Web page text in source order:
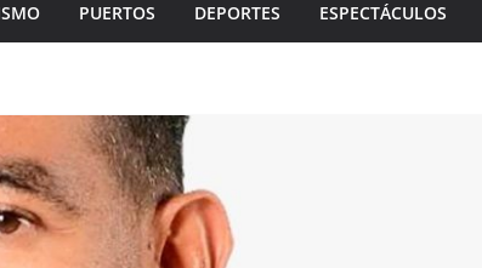
PUERTOS DEPORTES ESPECTÁCULOS